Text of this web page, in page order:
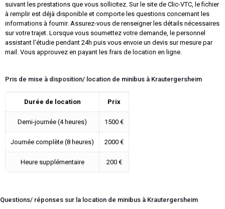
suivant les prestations que vous sollicitez. Sur le site de Clic-VTC, le fichier
à remplir est déjà disponible et comporte les questions concernant les
informations à fournir. Assurez-vous de renseigner les détails nécessaires
sur votre trajet. Lorsque vous soumettez votre demande, le personnel
assistant l'étudie pendant 24h puis vous envoie un devis sur mesure par
mail. Vous approuvez en payant les frais de location en ligne.
Pris de mise à disposition/ location de minibus à Krautergersheim
Durée de location Prix
Demi-journée (4 heures) 1500 €
Journée complète (8 heures) 2000 €
Heure supplémentaire 200 €
Questions/ réponses sur la location de minibus à Krautergersheim